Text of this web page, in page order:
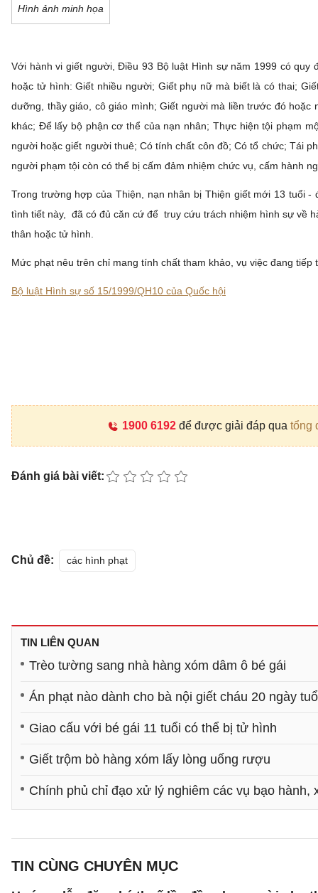
Hình ảnh minh họa
Với hành vi giết người, Điều 93 Bộ luật Hình sự năm 1999 có
hoặc tử hình: Giết nhiều người; Giết phụ nữ mà biết là có thai;
dưỡng, thầy giáo, cô giáo mình; Giết người mà liền trước đó
khác; Để lấy bộ phận cơ thể của nạn nhân; Thực hiện tội phạm
người hoặc giết người thuê; Có tính chất côn đồ; Có tổ chức; Tái
người phạm tội còn có thể bị cấm đảm nhiệm chức vụ, cấm hành
Trong trường hợp của Thiện, nạn nhân bị Thiện giết mới 13 tuổi
tình tiết này, đã có đủ căn cứ để truy cứu trách nhiệm hình sự về
thân hoặc tử hình.
Mức phạt nêu trên chỉ mang tính chất tham khảo, vụ việc đang
Bộ luật Hình sự số 15/1999/QH10 của Quốc hội
1900 6192để được giải đáp qua tổng
Đánh giá bài viết:
Chủ đề: các hình phạt
TIN LIÊN QUAN
Trèo tường sang nhà hàng xóm dâm ô bé gái
Án phạt nào dành cho bà nội giết cháu 20 ngày
Giao cấu với bé gái 11 tuổi có thể bị tử hình
Giết trộm bò hàng xóm lấy lòng uống rượu
Chính phủ chỉ đạo xử lý nghiêm các vụ bạo hành,
TIN CÙNG CHUYÊN MỤC